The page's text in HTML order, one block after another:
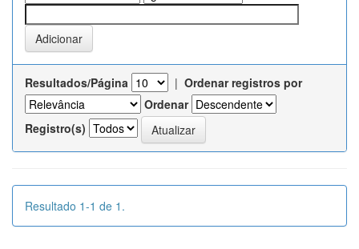
Resultados/Página | Ordenar registros por
Ordenar
Registro(s)
Resultado 1-1 de 1.